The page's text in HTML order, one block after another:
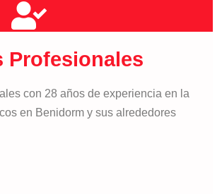
Profesionales
con 28 años de experiencia en la
en Benidorm y sus alrededores